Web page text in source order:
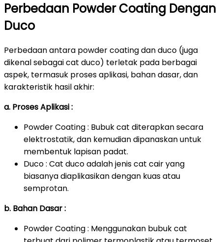
Perbedaan Powder Coating Dengan
Duco
Perbedaan antara powder coating dan duco (juga
dikenal sebagai cat duco) terletak pada berbagai
aspek, termasuk proses aplikasi, bahan dasar, dan
karakteristik hasil akhir:
a. Proses Aplikasi :
Powder Coating : Bubuk cat diterapkan secara
elektrostatik, dan kemudian dipanaskan untuk
membentuk lapisan padat.
Duco : Cat duco adalah jenis cat cair yang
biasanya diaplikasikan dengan kuas atau
semprotan.
b. Bahan Dasar :
Powder Coating : Menggunakan bubuk cat